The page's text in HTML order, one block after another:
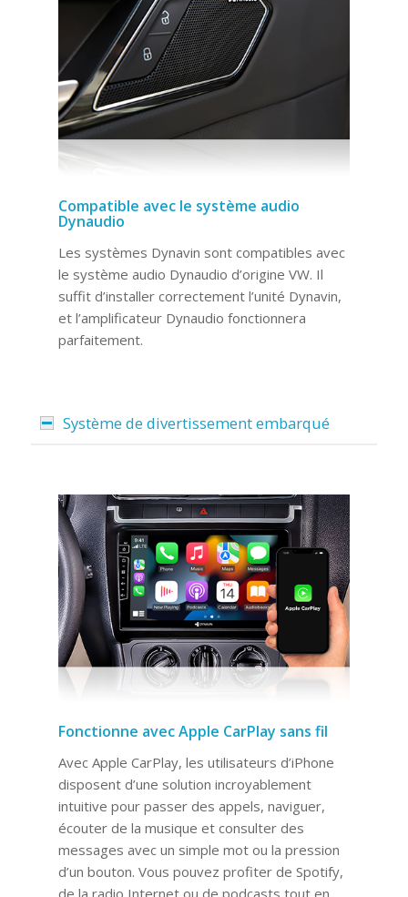
Compatible avec le système audio
Dynaudio
Les systèmes Dynavin sont compatibles avec
le système audio Dynaudio d’origine VW. Il
suffit d’installer correctement l’unité Dynavin,
et l’amplificateur Dynaudio fonctionnera
parfaitement.
Système de divertissement embarqué
Fonctionne avec Apple CarPlay sans fil
Avec Apple CarPlay, les utilisateurs d’iPhone
disposent d’une solution incroyablement
intuitive pour passer des appels, naviguer,
écouter de la musique et consulter des
messages avec un simple mot ou la pression
d’un bouton. Vous pouvez profiter de Spotify,